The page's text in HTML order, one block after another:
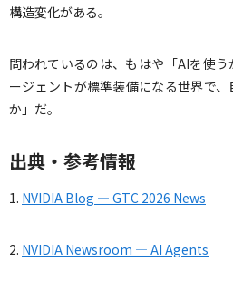
構造変化がある。
問われているのは、もはや「AIを使
ージェントが標準装備になる世界で
か」だ。
出典・参考情報
1. NVIDIA Blog — GTC 2026 News
2. NVIDIA Newsroom — AI Agents